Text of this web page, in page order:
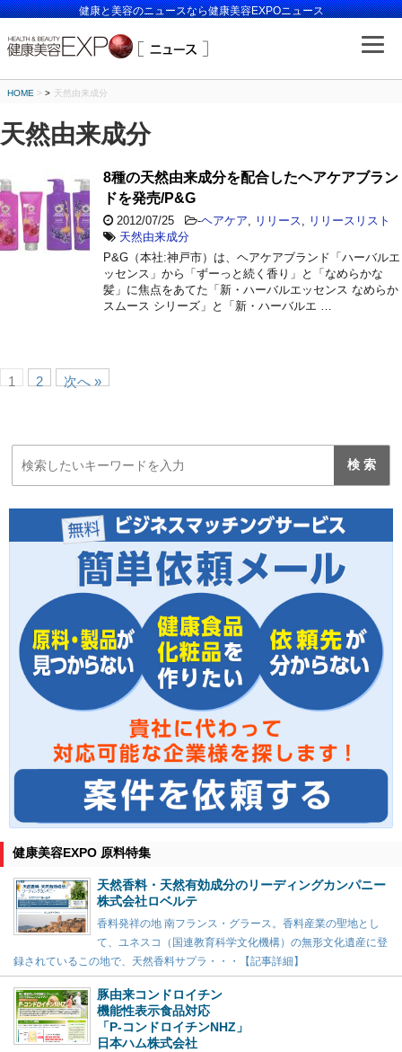
健康と美容のニュースなら健康美容EXPOニュース
HOME > 天然由来成分
天然由来成分
8種の天然由来成分を配合したヘアケアブラン
ドを発売/P&G
2012/07/25 -ヘアケア リリース
リリースリスト
天然由来成分
P&G（本社:神戸市）は、ヘアケアブランド「ハーバルエ
ッセンス」から「ずーっと続く香り」と「なめらかな
髪」に焦点をあてた「新・ハーバルエッセンス なめらか
スムース シリーズ」と「新・ハーバルエ …
1 2 次へ »
健康美容EXPO 原料特集
天然香料・天然有効成分のリーディングカンパニー
株式会社ロベルテ
香料発祥の地 南フランス・グラース。香料産業の聖地とし
て、ユネスコ（国連教育科学文化機構）の無形文化遺産に登
録されているこの地で、天然香料サプラ・・・【記事詳細】
豚由来コンドロイチン
機能性表示食品対応
「P-コンドロイチンNHZ」
日本ハム株式会社